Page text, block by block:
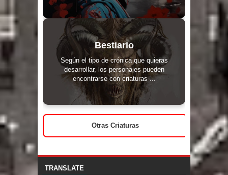
Bestiario
Según el tipo de crónica que quieras
desarrollar, los personajes pueden
encontrarse con criaturas ...
Otras Criaturas
TRANSLATE